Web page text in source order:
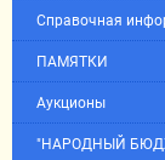
Справочная
ПАМЯТКИ
Аукционы
"НАРОДНЫЙ